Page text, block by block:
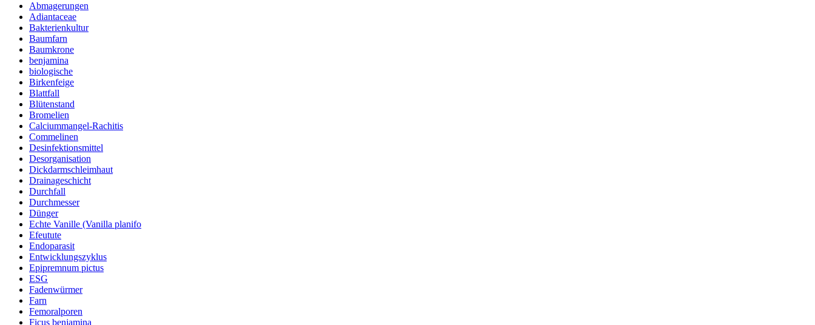
Abmagerungen
Adiantaceae
Bakterienkultur
Baumfarn
Baumkrone
benjamina
biologische
Birkenfeige
Blattfall
Blütenstand
Bromelien
Calciummangel-Rachitis
Commelinen
Desinfektionsmittel
Desorganisation
Dickdarmschleimhaut
Drainageschicht
Durchfall
Durchmesser
Dünger
Echte Vanille (Vanilla planifo
Efeutute
Endoparasit
Entwicklungszyklus
Epipremnum pictus
ESG
Fadenwürmer
Farn
Femoralporen
Ficus benjamina